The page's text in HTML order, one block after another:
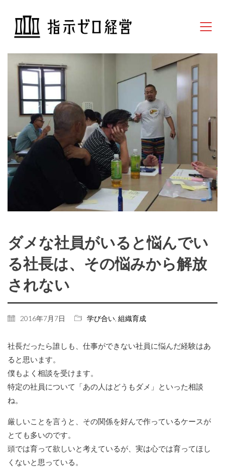
ダメな社員がいると悩んでい
る社長は、その悩みから解放
されない
2016年7月7日 学び合い 組織育成
社長だったら誰しも、仕事ができない社員に悩んだ経験はあ
ると思います。
僕もよく相談を受けます。
特定の社員について「あの人はどうもダメ」といった相談
ね。
厳しいことを言うと、その関係を好んで作っているケースが
とても多いのです。
頭では育って欲しいと考えているが、実は心では育ってほし
くないと思っている。